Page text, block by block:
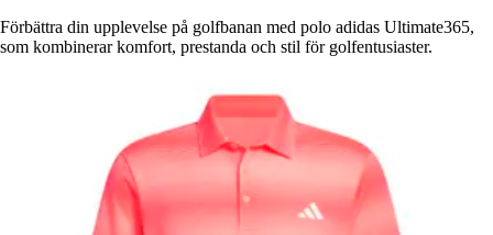
Förbättra din upplevelse på golfbanan med polo adidas Ultimate365,
som kombinerar komfort, prestanda och stil för golfentusiaster.